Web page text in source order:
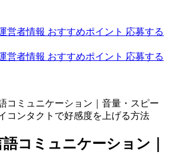
営者情報 おすすめポイント 応募する
営者情報 おすすめポイント 応募する
コミュニケーション｜音量・スピー
コンタクトで好感度を上げる方法
コミュニケーション｜